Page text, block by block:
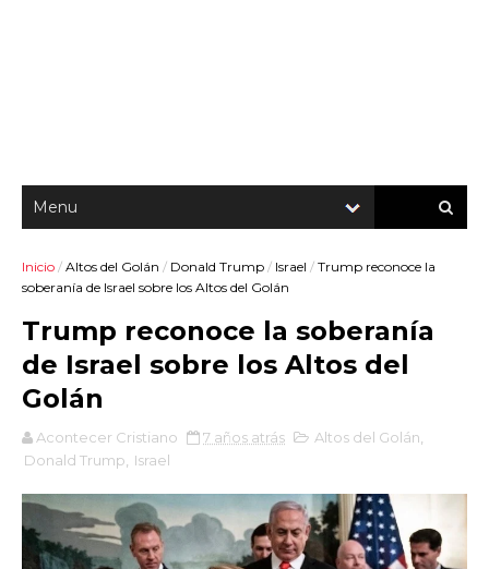
Inicio / Altos del Golán / Donald Trump / Israel / Trump reconoce la
soberanía de Israel sobre los Altos del Golán
Trump reconoce la soberanía
de Israel sobre los Altos del
Golán
Acontecer Cristiano 7 años atrás Altos del Golán
Donald Trump
Israel